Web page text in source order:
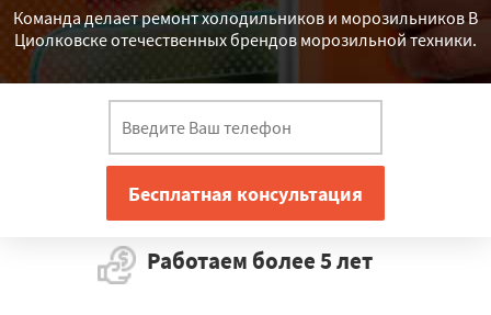
Команда делает ремонт холодильников и морозильников В
Циолковске отечественных брендов морозильной техники.
Работаем более 5 лет